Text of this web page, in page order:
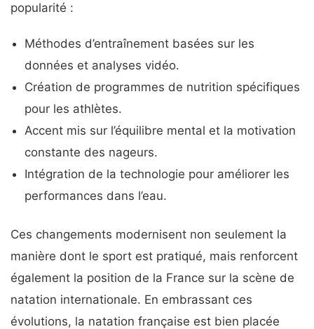
popularité :
Méthodes d’entraînement basées sur les
données et analyses vidéo.
Création de programmes de nutrition spécifiques
pour les athlètes.
Accent mis sur l’équilibre mental et la motivation
constante des nageurs.
Intégration de la technologie pour améliorer les
performances dans l’eau.
Ces changements modernisent non seulement la
manière dont le sport est pratiqué, mais renforcent
également la position de la France sur la scène de
natation internationale. En embrassant ces
évolutions, la natation française est bien placée